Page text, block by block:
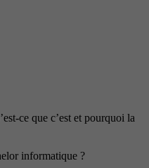
ce que c’est et pourquoi la
informatique ?